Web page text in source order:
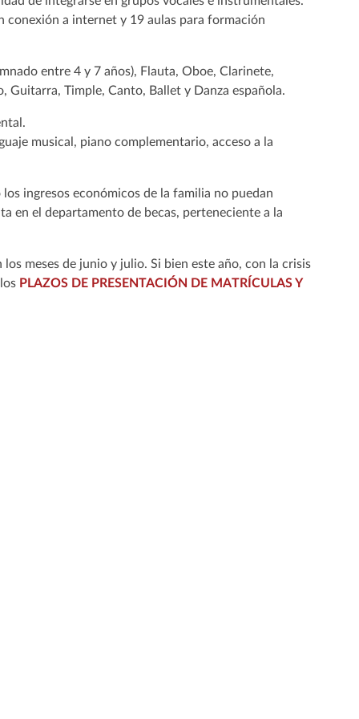
conexión a internet y 19 aulas para formación
entre 4 y 7 años), Flauta, Oboe, Clarinete,
Guitarra, Timple, Canto, Ballet y Danza española.
musical, piano complementario, acceso a la
ingresos económicos de la familia no puedan
en el departamento de becas, perteneciente a la
meses de junio y julio. Si bien este año, con la crisis
PLAZOS DE PRESENTACIÓN DE MATRÍCULAS Y